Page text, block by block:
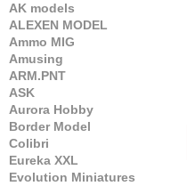
AK models
ALEXEN MODEL
Ammo MIG
Amusing
ARM.PNT
ASK
Aurora Hobby
Border Model
Colibri
Eureka XXL
Evolution Miniatures